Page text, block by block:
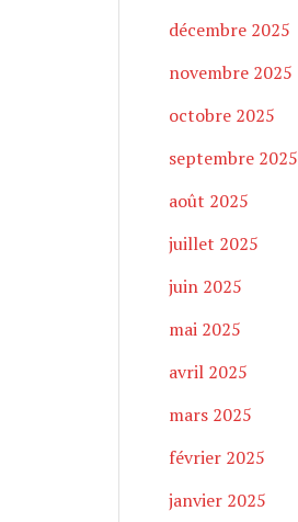
décembre 2025
novembre 2025
octobre 2025
septembre 2025
août 2025
juillet 2025
juin 2025
mai 2025
avril 2025
mars 2025
février 2025
janvier 2025